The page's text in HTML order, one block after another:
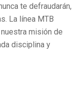
te defraudarán,
La línea MTB
misión de
disciplina y